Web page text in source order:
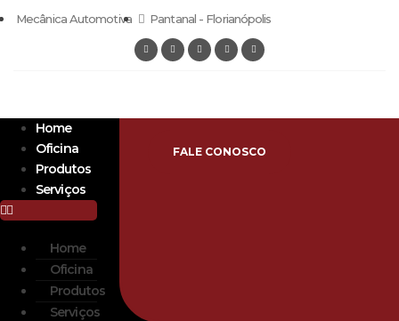
Mecânica Automotiva Pantanal - Florianópolis
Home
Oficina
Produtos
Serviços
Home
Oficina
Produtos
Serviços
FALE CONOSCO